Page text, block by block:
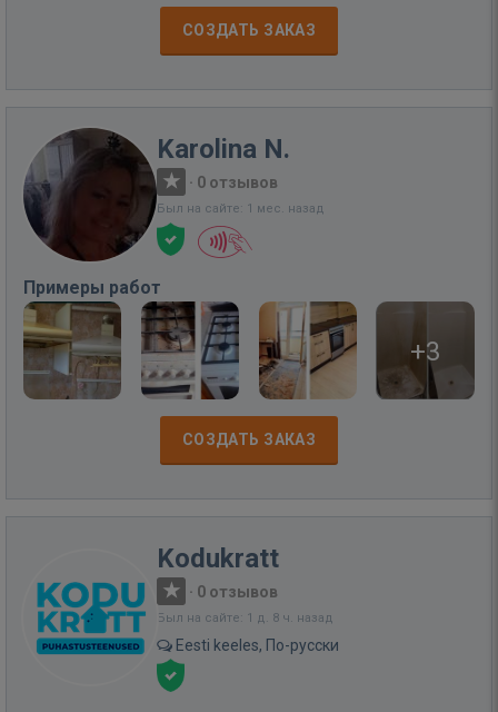
СОЗДАТЬ ЗАКАЗ
Karolina N.
· 0 отзывов
Был на сайте: 1 мес. назад
Примеры работ
+3
СОЗДАТЬ ЗАКАЗ
Kodukratt
· 0 отзывов
Был на сайте: 1 д. 8 ч. назад
Eesti keeles, По-русски